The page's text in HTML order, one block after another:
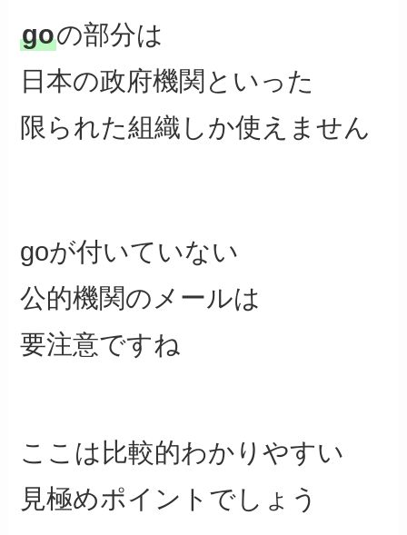
goの部分は
日本の政府機関といった
限られた組織しか使えません
goが付いていない
公的機関のメールは
要注意ですね
ここは比較的わかりやすい
見極めポイントでしょう